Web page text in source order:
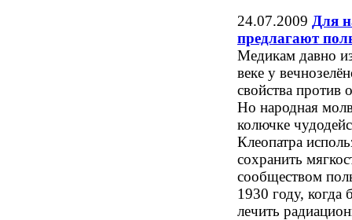
24.07.2009 Для
предлагают
Медикам давно
веке у
свойства против
Но народная
колючке
Клеопатра
сохранить
сообществом
1930 году, когда
лечить